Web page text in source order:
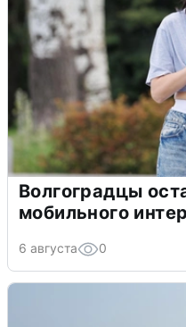
Волгоградцы
мобильного
6 августа 0